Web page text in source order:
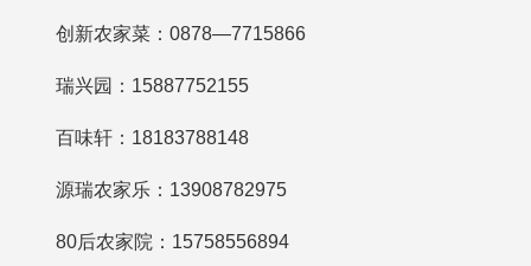
创新农家菜：0878—7715866
瑞兴园：15887752155
百味轩：18183788148
源瑞农家乐：13908782975
80后农家院：15758556894